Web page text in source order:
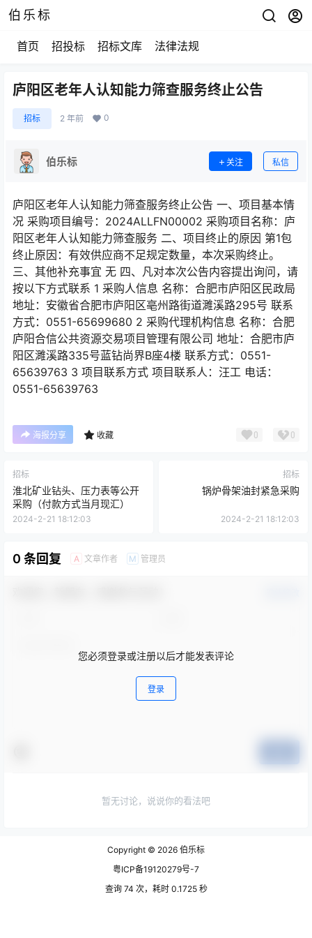
伯乐标
首页 招投标 招标文库 法律法规
庐阳区老年人认知能力筛查服务终止公告
招标 2 年前 0
伯乐标 关注 私信
庐阳区老年人认知能力筛查服务终止公告 一、项目基本情
况 采购项目编号：2024ALLFN00002 采购项目名称：庐
阳区老年人认知能力筛查服务 二、项目终止的原因 第1包
终止原因：有效供应商不足规定数量，本次采购终止。
三、其他补充事宜 无 四、凡对本次公告内容提出询问，请
按以下方式联系 1 采购人信息 名称：合肥市庐阳区民政局
地址：安徽省合肥市庐阳区亳州路街道濉溪路295号 联系
方式：0551-65699680 2 采购代理机构信息 名称：合肥
庐阳合信公共资源交易项目管理有限公司 地址：合肥市庐
阳区濉溪路335号蓝钻尚界B座4楼 联系方式：0551-
65639763 3 项目联系方式 项目联系人：汪工 电话：
0551-65639763
海报分享 收藏 0 0
招标
淮北矿业钻头、压力表等公开
采购（付款方式当月现汇）
2024-2-21 18:12:03
招标
锅炉骨架油封紧急采购
2024-2-21 18:12:03
0 条回复 A 文章作者 M 管理员
您必须登录或注册以后才能发表评论
登录
暂无讨论，说说你的看法吧
Copyright © 2026 伯乐标
粤ICP备19120279号-7
查询 74 次，耗时 0.1725 秒